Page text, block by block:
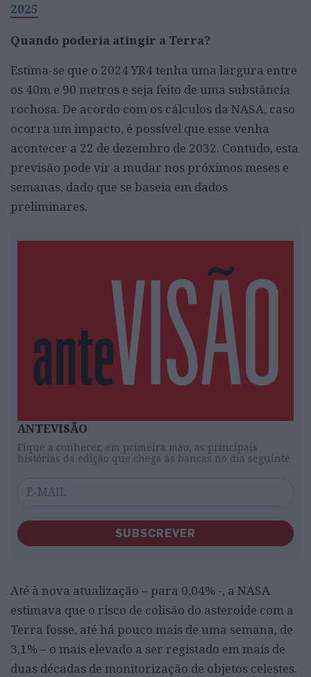
2025
Quando poderia atingir a Terra?
Estima-se que o 2024 YR4 tenha uma largura entre
os 40m e 90 metros e seja feito de uma substância
rochosa. De acordo com os cálculos da NASA, caso
ocorra um impacto, é possível que esse venha
acontecer a 22 de dezembro de 2032. Contudo, esta
previsão pode vir a mudar nos próximos meses e
semanas, dado que se baseia em dados
preliminares.
ANTEVISÃO
Fique a conhecer, em primeira mão, as principais
histórias da edição que chega às bancas no dia seguinte
SUBSCREVER
Até à nova atualização – para 0,04% -, a NASA
estimava que o risco de colisão do asteroide com a
Terra fosse, até há pouco mais de uma semana, de
3,1% – o mais elevado a ser registado em mais de
duas décadas de monitorização de objetos celestes.